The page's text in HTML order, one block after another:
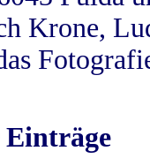
Krone,
Einträge